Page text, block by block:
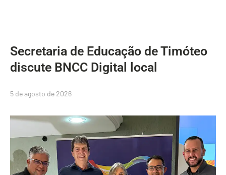
Secretaria de Educação de Timóteo
discute BNCC Digital local
5 de agosto de 2026